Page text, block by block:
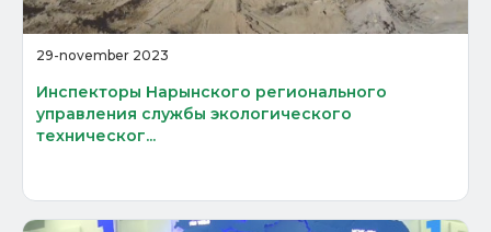
29-november 2023
Инспекторы Нарынского регионального
управления службы экологического
техническог...